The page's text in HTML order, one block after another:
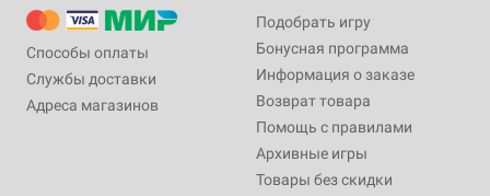
Способы оплаты
Службы доставки
Адреса магазинов
Подобрать игру
Бонусная программа
Информация о заказе
Возврат товара
Помощь с правилами
Архивные игры
Товары без скидки